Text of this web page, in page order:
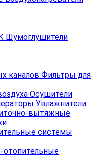
Шумоглушители
каналов Фильтры для
Осушители
Увлажнители
вытяжные
системы
отопительные